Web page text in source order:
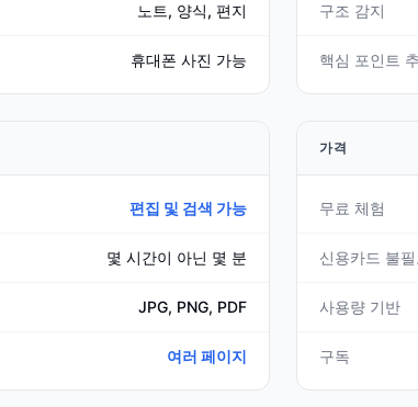
노트, 양식, 편지
휴대폰 사진 가능
구조 감지
핵심 포인트
편집 및 검색 가능
몇 시간이 아닌 몇 분
JPG, PNG, PDF
여러 페이지
가격
무료 체험
신용카드 불필
사용량 기반
구독